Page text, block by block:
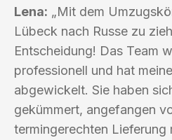
Lena: „Mit dem
Lübeck nach Russe zu
Entscheidung! Das Team
professionell und hat
abgewickelt. Sie haben
gekümmert, angefangen
termingerechten Lieferung